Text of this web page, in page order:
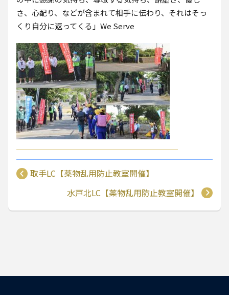
さ、心配り、などが含まれて相手に伝わり、それはそっ
くり自分に返ってくる」We Serve
取手LC【薬物乱用防止教室開催】
水戸北LC【薬物乱用防止教室開催】